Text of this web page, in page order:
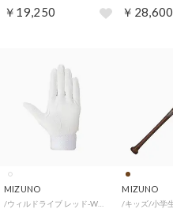
￥19,250 ￥28,600
MIZUNO MIZUNO